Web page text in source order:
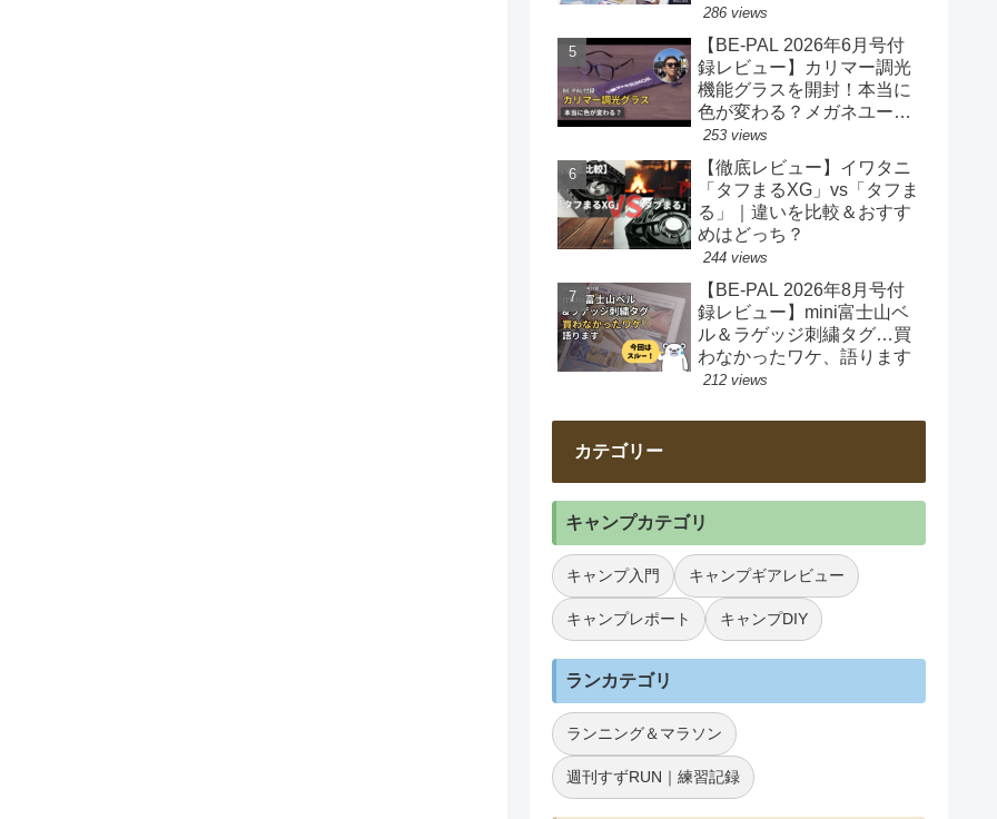
286 views
【BE-PAL 2026年6月号付
録レビュー】カリマー調光
機能グラスを開封！本当に
色が変わる？メガネユーザ
ー目線で正直チェック
253 views
【徹底レビュー】イワタニ
「タフまるXG」vs「タフま
る」｜違いを比較＆おすす
めはどっち？
244 views
【BE-PAL 2026年8月号付
録レビュー】mini富士山ベ
ル＆ラゲッジ刺繍タグ…買
わなかったワケ、語ります
212 views
カテゴリー
キャンプカテゴリ
キャンプ入門 キャンプギアレビュー
キャンプレポート キャンプDIY
ランカテゴリ
ランニング＆マラソン
週刊すずRUN｜練習記録